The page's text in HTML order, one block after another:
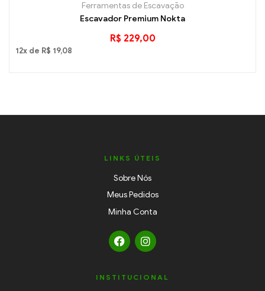
Ferramentas de Escavação
Escavador Premium Nokta
R$ 229,00
12x de R$ 19,08
LINKS ÚTEIS
Sobre Nós
Meus Pedidos
Minha Conta
INSTITUCIONAL